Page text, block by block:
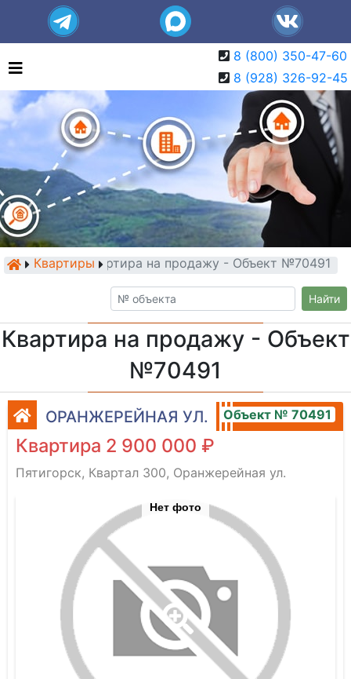
8 (800) 350-47-60
8 (928) 326-92-45
КвартирыКвартира на продажу - Объект №70491
Найти
Квартира на продажу - Объект
№70491
ОРАНЖЕРЕЙНАЯ УЛ. Объект № 70491
Квартира 2 900 000 ₽
Пятигорск, Квартал 300, Оранжерейная ул.
Нет фото